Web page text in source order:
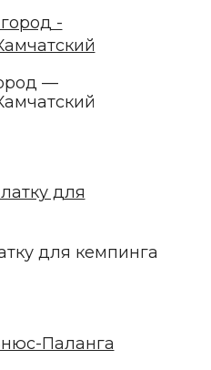
—
для кемпинга